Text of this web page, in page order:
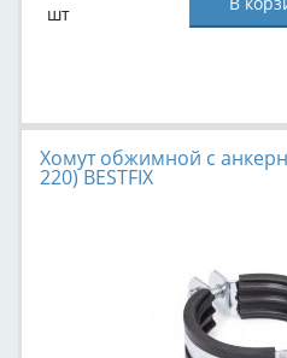
шт
Хомут обжимной с
220) BESTFIX